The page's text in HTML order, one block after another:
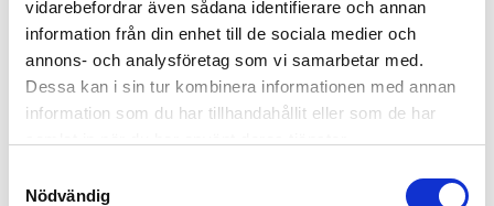
vidarebefordrar även sådana identifierare och annan
information från din enhet till de sociala medier och
annons- och analysföretag som vi samarbetar med.
Dessa kan i sin tur kombinera informationen med annan
information som du har tillhandahållit eller som de har
Nödvändig
Bukowski Nalle Daniel & Girlfriend